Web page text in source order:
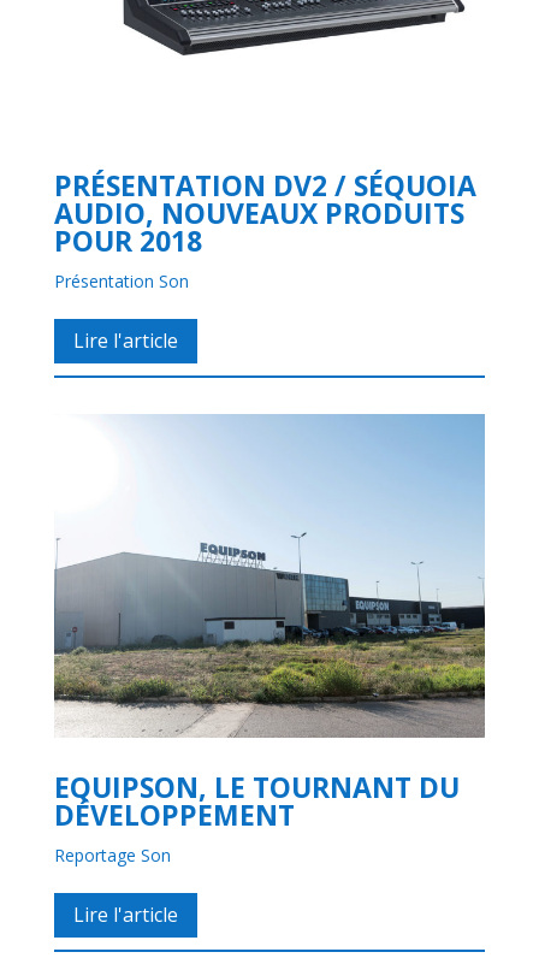
PRÉSENTATION DV2 / SÉQUOIA
AUDIO, NOUVEAUX PRODUITS
POUR 2018
Présentation Son
Lire l'article
EQUIPSON, LE TOURNANT DU
DÉVELOPPEMENT
Reportage Son
Lire l'article